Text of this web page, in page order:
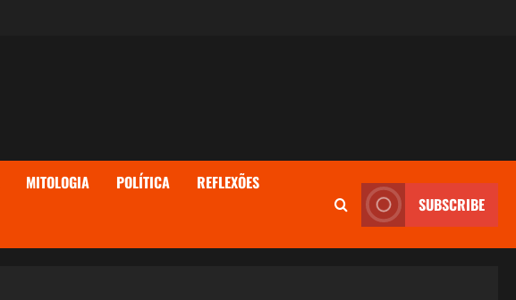
MITOLOGIA POLÍTICA REFLEXÕES
SUBSCRIBE